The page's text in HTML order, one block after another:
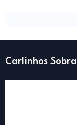
Carlinhos Sobral